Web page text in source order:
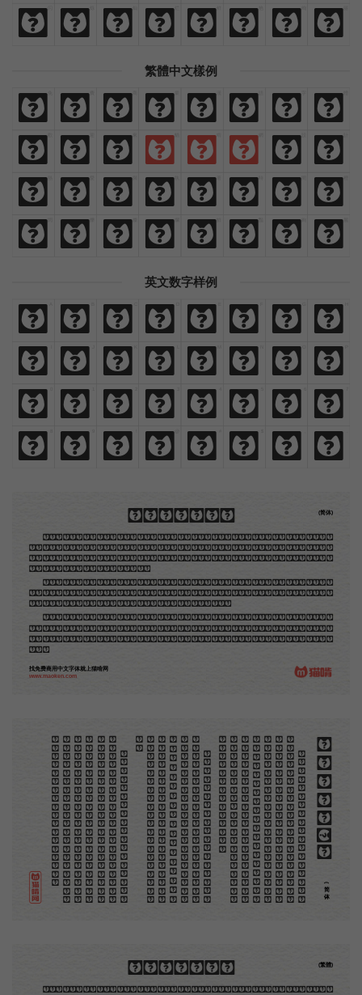
闪 烁 灿
灿 烂
烂 鲜 艳 绚
绚 丽
丽
繁體中文樣例
免 費 商 業 漢 語 字 體
歡 迎 來 貓 啃 網 設 計
熱 愛 與
與 執
執 著 時 間
間 裡
裡
閃 爍 燦
燦 爛
爛 鮮 豔 絢
絢 麗
麗
英文数字样例
A B C D E F G H
I J K L M N O P
0 1 2 3 4 5 6 7
8 9 ! @ # $ , .
木刻创作法·序
地不问东西，凡木刻的图版，向来是画管画，刻管刻，印管印的。中国用得最早，而照例也久经衰
退；清光绪中，英人傅兰雅氏编印《格致汇编》，插图就已非中国刻工所能刻，精细的必需由英国运了
图版来。那就是所谓「木口木刻」，也即「复制木刻」，和用在编给印度人读的英文书，后来也就移给
中国人读的英文书上的插画，是同类的。
那时我还是一个儿童，见了这些图，便震惊于它的精工活泼，当作宝贝看。到近几年，才知道西洋
还有一种由画家一手造成的版画，也就是原画，倘用木版，便叫作「创作木刻」，是艺术家直接的创作
品，毫不假手于刻者和印者的。现在我们所要绍介的，便是这一种。
但是至今没有一本讲说木刻的书，这才是第一本。虽然稍简略，却已经给了读者一个大意。由此发
展下去，路是广大得很。题材会丰富起来的，技艺也会精炼起来的，采取新法，加以中国旧日之所长，
还有开出一条新的路径来的希望。那时作者各将自己的本领和心得，贡献出来，中国的木刻界就会发生
光焰。
(简体)
找免费商用中文字体就上猫啃网
www.maoken.com
木刻创作法·序
地
不
问
东
西
，
凡
木
刻
的
图
版
，
向
来
是
画
管
画，
刻
管
刻
，
印
管
印
的
。
中
国
用
得
最
早
，
而
照
例也
久
经
衰
退
；
清
光
绪
中
，
英
人
傅
兰
雅
氏
编
印
《格
致
汇
编
》
，
插
图
就
已
非
中
国
刻
工
所
能
刻
，
精细
的
必
需
由
英
国
运
了
图
版
来
。
那
就
是
所
谓
「木
口
木
刻
」
，
也
即
「
复
制
木
刻
」
，
和
用
在
编
给印
度
人
读
的
英
文
书
，
后
来
也
就
移
给
中
国
人
读
的英
文
书
上
的
插
画
，
是
同
类
的
。
那
时
我
还
是
一
个
儿
童
，
见
了
这
些
图
，
便
震
惊于
它
的
精
工
活
泼
，
当
作
宝
贝
看
。
到
近
几
年
，
才知
道
西
洋
还
有
一
种
由
画
家
一
手
造
成
的
版
画
，
也就
是
原
画
，
倘
用
木
版
，
便
叫
作
「
创
作
木
刻」
，
是
艺
术
家
直
接
的
创
作
品
，
毫
不
假
手
于
刻
者和
印
者
的
。
现
在
我
们
所
要
绍
介
的
，
便
是
这
一
种
。
但
是
至
今
没
有
一
本
讲
说
木
刻
的
书
，
这
才
是
第一
本
。
虽
然
稍
简
略
，
却
已
经
给
了
读
者
一
个
大
意。
由
此
发
展
下
去
，
路
是
广
大
得
很
。
题
材
会
丰
富起
来
的
，
技
艺
也
会
精
炼
起
来
的
，
采
取
新
法
，
加以
中
国
旧
日
之
所
长
，
还
有
开
出
一
条
新
的
路
径
来的
希
望
。
那
时
作
者
各
将
自
己
的
本
领
和
心
得
，
贡献
出
来
，
中
国
的
木
刻
界
就
会
发
生
光
焰
。
(简体)
木刻創作法·序
地不問東西，凡木刻的圖版，向來是畫管畫，刻管刻，印管印的。中國用得最早，而照例也久經衰
(繁體)